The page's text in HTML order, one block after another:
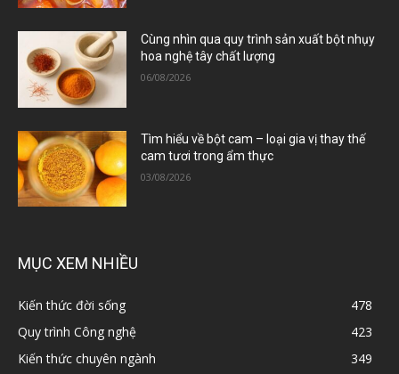
Cùng nhìn qua quy trình sản xuất bột nhụy
hoa nghệ tây chất lượng
06/08/2026
Tìm hiểu về bột cam – loại gia vị thay thế
cam tươi trong ẩm thực
03/08/2026
MỤC XEM NHIỀU
Kiến thức đời sống
478
Quy trình Công nghệ
423
Kiến thức chuyên ngành
349